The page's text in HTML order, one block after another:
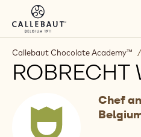
Skip to main content
Callebaut Chocolate Academy™ /
ROBRECHT
Chef